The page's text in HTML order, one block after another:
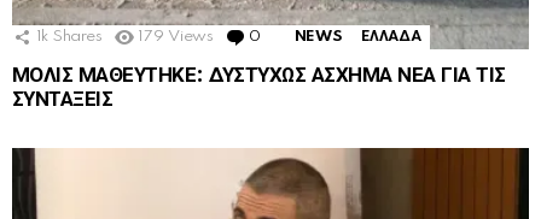
1k Shares 179 Views 0 Comments
NEWS ΕΛΛΑΔΑ
ΜΟΛΙΣ ΜΑΘΕΥΤΗΚΕ: ΔΥΣΤΥΧΩΣ ΑΣΧΗΜΑ ΝΕΑ ΓΙΑ ΤΙΣ
ΣΥΝΤΑΞΕΙΣ